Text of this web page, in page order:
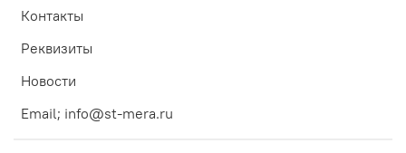
Контакты
Реквизиты
Новости
Email; info@st-mera.ru